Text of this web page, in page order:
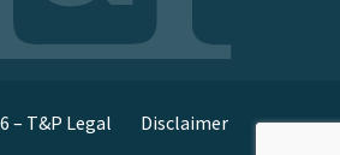
– T&P Legal
Disclaimer